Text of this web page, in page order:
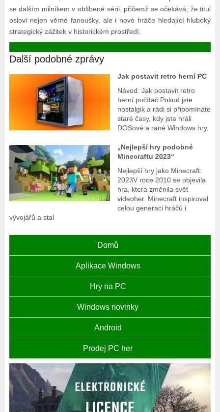
se dalším milníkem v oblíbené sérii, přičemž se očekává, že titul
osloví nejen věrné fanoušky, ale i nové hráče hledající hluboký
strategický zážitek v historickém prostředí.
Další podobné zprávy
Jak postavit retro herní PC
Návod: Jak postavit retro
herní počítač Pokud jste
nostalgik a rádi si připomínáte
staré časy, kdy jste hráli
DOSové a rané Windows hry,
„Nejlepší hry podobné
Minecraftu 2023“
Nejlepší hry jako Minecraft:
2023V roce 2010 se objevila
hra, která změnila svět
videoher. Minecraft inspiroval
celou generaci hráčů i
vývojářů a stal
Domů
Aplikace Windows
Hry na PC
Windows novinky
Android
Prodej PC her